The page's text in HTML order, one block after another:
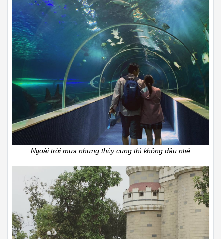
Ngoài trời mưa nhưng thủy cung thì không đâu nhé